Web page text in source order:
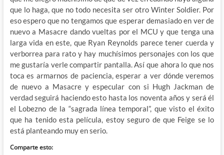
que lo haga, que no todo necesita ser otro Winter Soldier. Por
eso espero que no tengamos que esperar demasiado en ver de
nuevo a Masacre dando vueltas por el MCU y que tenga una
larga vida en este, que Ryan Reynolds parece tener cuerda y
verborrea para rato y hay muchísimos personajes con los que
me gustaría verle compartir pantalla. Así que ahora lo que nos
toca es armarnos de paciencia, esperar a ver dónde veremos
de nuevo a Masacre y especular con si Hugh Jackman de
verdad seguirá haciendo esto hasta los noventa años y será él
el Lobezno de la “sagrada línea temporal”, que visto el éxito
que ha tenido esta película, estoy seguro de que Feige se lo
está planteando muy en serio.
Comparte esto: